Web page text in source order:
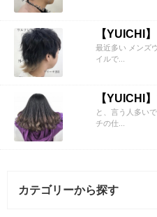
最近多い メンズ
イルで...
と、言う人多い
チの仕...
カテゴリーから探す